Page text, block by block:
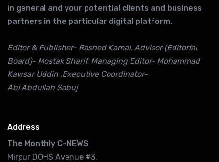
in general and your potential clients and business
partners in the particular digital platform.
Editor & Publisher- Rashed Kamal, Advisor (Editorial
Board)- Mostak Sharif, Managing Editor- Mohammad
Kawsar Uddin ,Executive Coordinator-
Abi Abdullah Sabuj
Address
The Monthly C-NEWS
Mirpur DOHS Avenue #3.